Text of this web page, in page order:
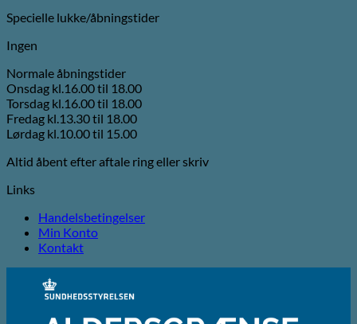
Specielle lukke/åbningstider
Ingen
Normale åbningstider
Onsdag kl.16.00 til 18.00
Torsdag kl.16.00 til 18.00
Fredag kl.13.30 til 18.00
Lørdag kl.10.00 til 15.00
Altid åbent efter aftale ring eller skriv
Links
Handelsbetingelser
Min Konto
Kontakt